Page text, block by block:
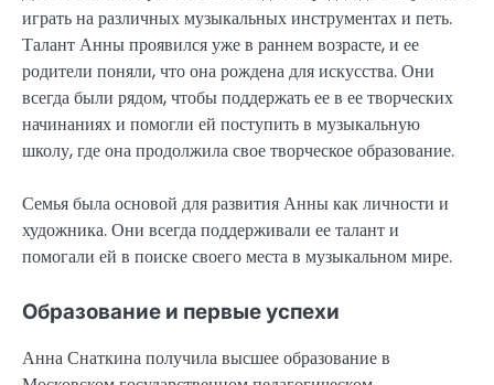
играть на различных музыкальных инструментах и петь.
Талант Анны проявился уже в раннем возрасте, и ее
родители поняли, что она рождена для искусства. Они
всегда были рядом, чтобы поддержать ее в ее творческих
начинаниях и помогли ей поступить в музыкальную
школу, где она продолжила свое творческое образование.
Семья была основой для развития Анны как личности и
художника. Они всегда поддерживали ее талант и
помогали ей в поиске своего места в музыкальном мире.
Образование и первые успехи
Анна Снаткина получила высшее образование в